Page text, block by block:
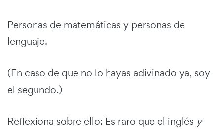
Personas de matemáticas y personas de
lenguaje.
(En caso de que no lo hayas adivinado ya, soy
el segundo.)
Reflexiona sobre ello: Es raro que el inglés y